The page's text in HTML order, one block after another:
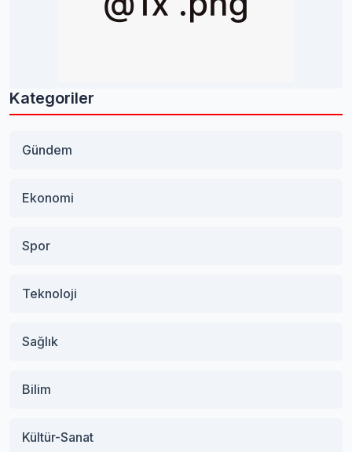
Kategoriler
Gündem
Ekonomi
Spor
Teknoloji
Sağlık
Bilim
Kültür-Sanat